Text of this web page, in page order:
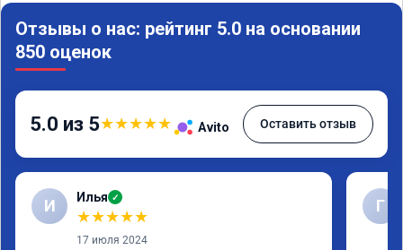
Отзывы о нас: рейтинг 5.0 на основании
850 оценок
5.0 из 5★★★★★ Avito Оставить отзыв
И Илья ✓
★★★★★
17 июля 2024
Г